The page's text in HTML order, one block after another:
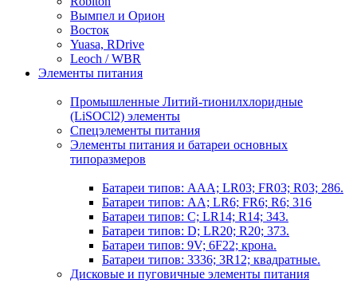
Вымпел и Орион
Восток
Yuasa, RDrive
Leoch / WBR
Элементы питания
Промышленные Литий-тионилхлоридные
(LiSOCl2) элементы
Спецэлементы питания
Элементы питания и батареи основных
типоразмеров
Батареи типов: AAA; LR03; FR03; R03; 286.
Батареи типов: AA; LR6; FR6; R6; 316
Батареи типов: C; LR14; R14; 343.
Батареи типов: D; LR20; R20; 373.
Батареи типов: 9V; 6F22; крона.
Батареи типов: 3336; 3R12; квадратные.
Дисковые и пуговичные элементы питания